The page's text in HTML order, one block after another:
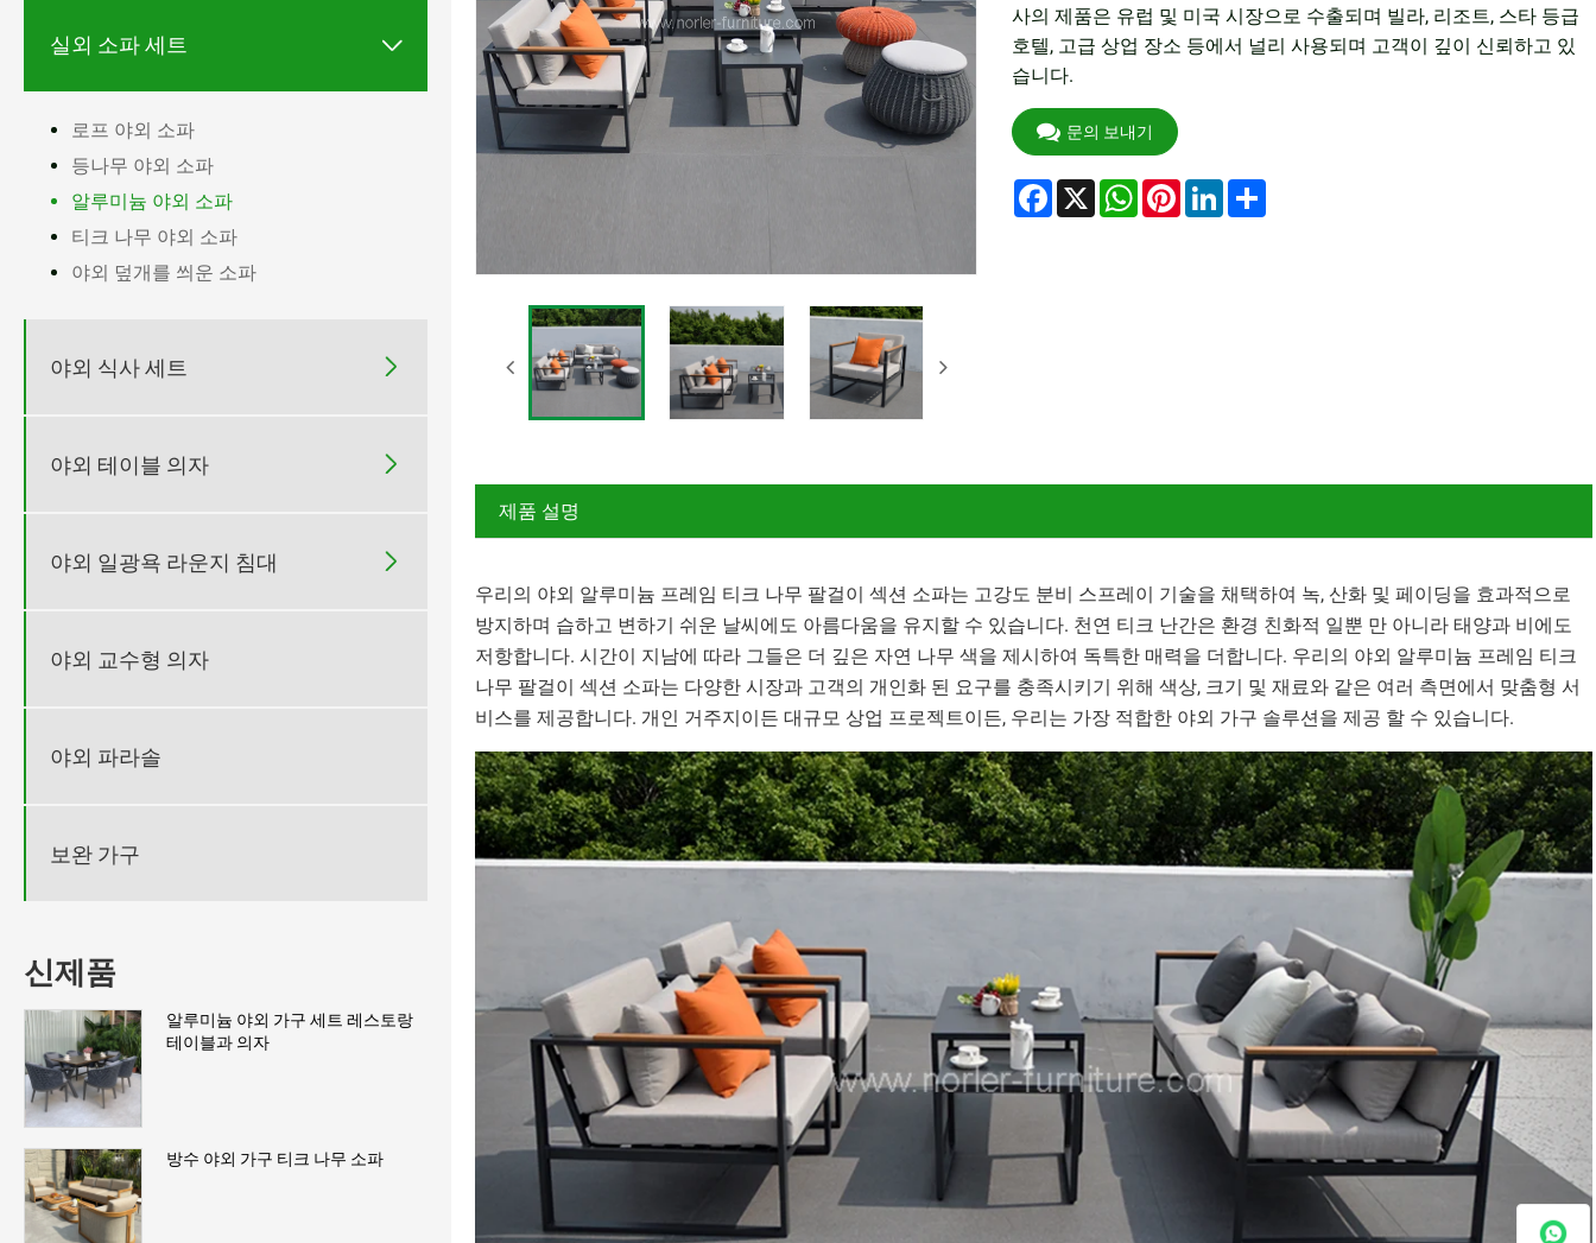
실외 소파 세트 
로프 야외 소파
등나무 야외 소파
알루미늄 야외 소파
티크 나무 야외 소파
야외 덮개를 씌운 소파
야외 식사 세트 
야외 테이블 의자 
야외 일광욕 라운지 침대 
야외 교수형 의자
야외 파라솔
보완 가구
신제품
알루미늄 야외 가구 세트 레스토랑
테이블과 의자
방수 야외 가구 티크 나무 소파
사의 제품은 유럽 및 미국 시장으로 수출되며 빌라, 리조트, 스타 등급
호텔, 고급 상업 장소 등에서 널리 사용되며 고객이 깊이 신뢰하고 있
습니다.
문의 보내기
Facebook
X WhatsApp
PinterestLinkedInShare
제품 설명
우리의 야외 알루미늄 프레임 티크 나무 팔걸이 섹션 소파는 고강도 분비 스프레이 기술을 채택하여 녹, 산화 및 페이딩을 효과적으로
방지하며 습하고 변하기 쉬운 날씨에도 아름다움을 유지할 수 있습니다. 천연 티크 난간은 환경 친화적 일뿐 만 아니라 태양과 비에도
저항합니다. 시간이 지남에 따라 그들은 더 깊은 자연 나무 색을 제시하여 독특한 매력을 더합니다. 우리의 야외 알루미늄 프레임 티크
나무 팔걸이 섹션 소파는 다양한 시장과 고객의 개인화 된 요구를 충족시키기 위해 색상, 크기 및 재료와 같은 여러 측면에서 맞춤형 서
비스를 제공합니다. 개인 거주지이든 대규모 상업 프로젝트이든, 우리는 가장 적합한 야외 가구 솔루션을 제공 할 수 있습니다.